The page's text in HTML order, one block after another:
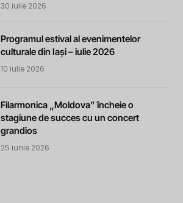
30 iulie 2026
Programul estival al evenimentelor
culturale din Iași – iulie 2026
10 iulie 2026
Filarmonica „Moldova” încheie o
stagiune de succes cu un concert
grandios
25 iunie 2026